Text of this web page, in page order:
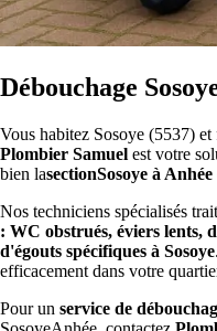
Débouchage
Vous habitez Sosoye (5537) et
Plombier Samuel est votre
bien lasectionSosoye à Anhée
Nos techniciens spécialisés
: WC obstrués, éviers lents,
d'égouts spécifiques à Sosoye
efficacement dans votre
Pour un service de